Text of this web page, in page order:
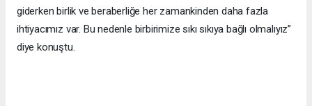
giderken birlik ve beraberliğe her zamankinden daha fazla
ihtiyacımız var. Bu nedenle birbirimize sıkı sıkıya bağlı olmalıyız”
diye konuştu.